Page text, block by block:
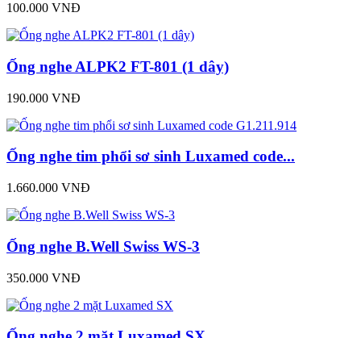
100.000 VNĐ
Ống nghe ALPK2 FT-801 (1 dây)
190.000 VNĐ
Ống nghe tim phổi sơ sinh Luxamed code...
1.660.000 VNĐ
Ống nghe B.Well Swiss WS-3
350.000 VNĐ